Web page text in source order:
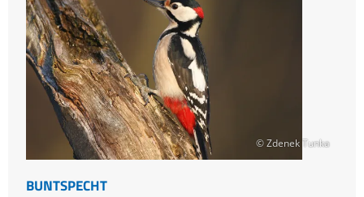
© Zdenek Tunka
BUNTSPECHT